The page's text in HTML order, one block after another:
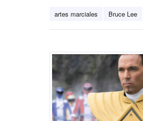
artes marciales Bruce Lee